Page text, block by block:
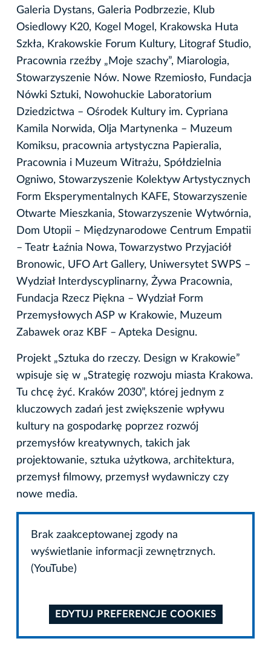
Galeria Dystans, Galeria Podbrzezie, Klub
Osiedlowy K20, Kogel Mogel, Krakowska Huta
Szkła, Krakowskie Forum Kultury, Litograf Studio,
Pracownia rzeźby „Moje szachy”, Miarologia,
Stowarzyszenie Nów. Nowe Rzemiosło, Fundacja
Nówki Sztuki, Nowohuckie Laboratorium
Dziedzictwa – Ośrodek Kultury im. Cypriana
Kamila Norwida, Olja Martynenka – Muzeum
Komiksu, pracownia artystyczna Papieralia,
Pracownia i Muzeum Witrażu, Spółdzielnia
Ogniwo, Stowarzyszenie Kolektyw Artystycznych
Form Eksperymentalnych KAFE, Stowarzyszenie
Otwarte Mieszkania, Stowarzyszenie Wytwórnia,
Dom Utopii – Międzynarodowe Centrum Empatii
– Teatr Łaźnia Nowa, Towarzystwo Przyjaciół
Bronowic, UFO Art Gallery, Uniwersytet SWPS –
Wydział Interdyscyplinarny, Żywa Pracownia,
Fundacja Rzecz Piękna – Wydział Form
Przemysłowych ASP w Krakowie, Muzeum
Zabawek oraz KBF – Apteka Designu.
Projekt „Sztuka do rzeczy. Design w Krakowie”
wpisuje się w „Strategię rozwoju miasta Krakowa.
Tu chcę żyć. Kraków 2030”, której jednym z
kluczowych zadań jest zwiększenie wpływu
kultury na gospodarkę poprzez rozwój
przemysłów kreatywnych, takich jak
projektowanie, sztuka użytkowa, architektura,
przemysł filmowy, przemysł wydawniczy czy
nowe media.
Brak zaakceptowanej zgody na
wyświetlanie informacji zewnętrznych.
(YouTube)
EDYTUJ PREFERENCJE COOKIES